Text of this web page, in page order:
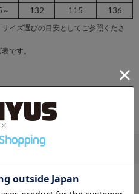
132 115 136
イズ選びの目安としてご参照くださ
です。
2
ガイド